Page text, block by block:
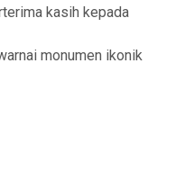
kasih kepada
monumen ikonik